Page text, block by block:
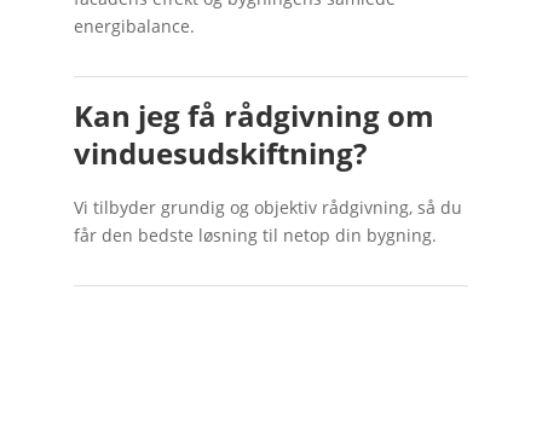
energibalance.
Kan jeg få rådgivning om
vinduesudskiftning?
Vi tilbyder grundig og objektiv rådgivning, så du
får den bedste løsning til netop din bygning.